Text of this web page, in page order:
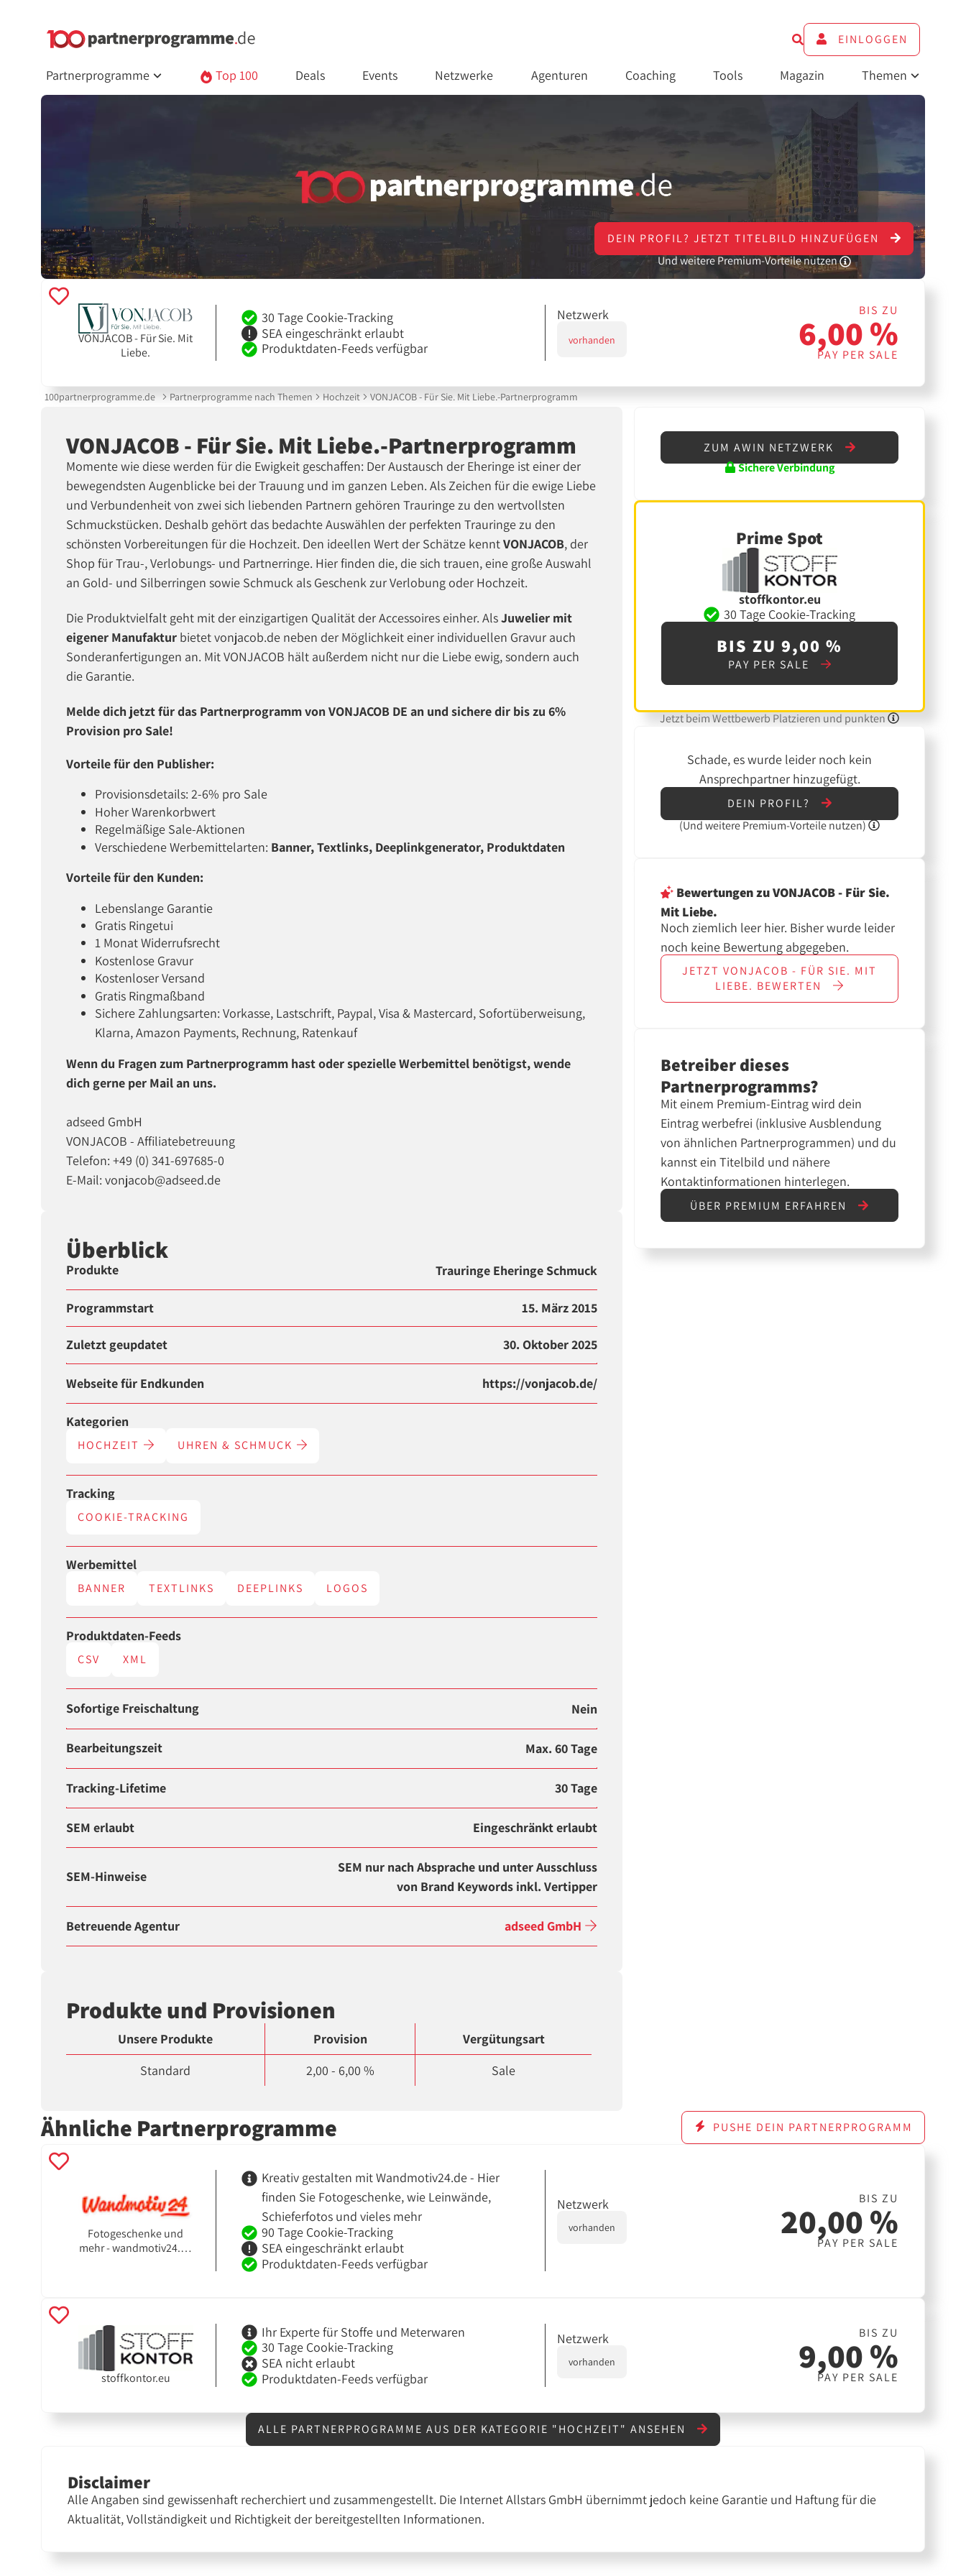
EINLOGGEN
Partnerprogramme Top 100 Deals Events Netzwerke Agenturen Coaching Tools Magazin Themen
DEIN PROFIL? JETZT TITELBILD HINZUFÜGEN
Und weitere Premium-Vorteile nutzen
VONJACOB - Für Sie. Mit
Liebe.
30 Tage Cookie-Tracking
SEA eingeschränkt erlaubt
Produktdaten-Feeds verfügbar
Netzwerk
vorhanden
BIS ZU
6,00 %
PAY PER SALE
100partnerprogramme.de Partnerprogramme nach Themen Hochzeit VONJACOB - Für Sie. Mit Liebe.-Partnerprogramm
VONJACOB - Für Sie. Mit Liebe.-Partnerprogramm
Momente wie diese werden für die Ewigkeit geschaffen: Der Austausch der Eheringe ist einer der
bewegendsten Augenblicke bei der Trauung und im ganzen Leben. Als Zeichen für die ewige Liebe
und Verbundenheit von zwei sich liebenden Partnern gehören Trauringe zu den wertvollsten
Schmuckstücken. Deshalb gehört das bedachte Auswählen der perfekten Trauringe zu den
schönsten Vorbereitungen für die Hochzeit. Den ideellen Wert der Schätze kenntVONJACOB, der
Shop für Trau-, Verlobungs- und Partnerringe. Hier finden die, die sich trauen, eine große Auswahl
an Gold- und Silberringen sowie Schmuck als Geschenk zur Verlobung oder Hochzeit.
Die Produktvielfalt geht mit der einzigartigen Qualität der Accessoires einher. AlsJuwelier mit
eigener Manufaktur bietet vonjacob.de neben der Möglichkeit einer individuellen Gravur auch
Sonderanfertigungen an. Mit VONJACOB hält außerdem nicht nur die Liebe ewig, sondern auch
die Garantie.
Melde dich jetzt für das Partnerprogramm von VONJACOB DE an und sichere dir bis zu 6%
Provision pro Sale!
Vorteile für den Publisher:
Provisionsdetails: 2-6% pro Sale
Hoher Warenkorbwert
Regelmäßige Sale-Aktionen
Verschiedene Werbemittelarten: Banner, Textlinks, Deeplinkgenerator, Produktdaten
Vorteile für den Kunden:
Lebenslange Garantie
Gratis Ringetui
1 Monat Widerrufsrecht
Kostenlose Gravur
Kostenloser Versand
Gratis Ringmaßband
Sichere Zahlungsarten: Vorkasse, Lastschrift, Paypal, Visa & Mastercard, Sofortüberweisung,
Klarna, Amazon Payments, Rechnung, Ratenkauf
Wenn du Fragen zum Partnerprogramm hast oder spezielle Werbemittel benötigst, wende
dich gerne per Mail an uns.
adseed GmbH
VONJACOB - Affiliatebetreuung
Telefon: +49 (0) 341-697685-0
E-Mail: vonjacob@adseed.de
Überblick
Produkte Trauringe Eheringe Schmuck
Programmstart 15. März 2015
Zuletzt geupdatet 30. Oktober 2025
Webseite für Endkunden https://vonjacob.de/
Kategorien
HOCHZEIT UHREN & SCHMUCK
Tracking
COOKIE-TRACKING
Werbemittel
BANNER TEXTLINKS DEEPLINKS LOGOS
Produktdaten-Feeds
CSV XML
Sofortige Freischaltung Nein
Bearbeitungszeit Max. 60 Tage
Tracking-Lifetime 30 Tage
SEM erlaubt Eingeschränkt erlaubt
SEM-Hinweise
SEM nur nach Absprache und unter Ausschluss
von Brand Keywords inkl. Vertipper
Betreuende Agentur adseed GmbH
Produkte und Provisionen
Unsere Produkte Provision
Vergütungsart
Standard
2,00 - 6,00 % Sale
ZUM AWIN NETZWERK
Sichere Verbindung
Prime Spot
stoffkontor.eu
30 Tage Cookie-Tracking
BIS ZU 9,00 %
PAY PER SALE
Jetzt beim Wettbewerb Platzieren und punkten
Schade, es wurde leider noch kein
Ansprechpartner hinzugefügt.
DEIN PROFIL?
(UndweiterePremium-Vorteile nutzen)
Bewertungenzu VONJACOB - Für Sie.
Mit Liebe.
Noch ziemlich leer hier. Bisher wurde leider
noch keine Bewertung abgegeben.
JETZT VONJACOB - FÜR SIE. MIT
LIEBE. BEWERTEN
Betreiber dieses
Partnerprogramms?
Mit einem Premium-Eintrag wird dein
Eintrag werbefrei (inklusive Ausblendung
von ähnlichen Partnerprogrammen) und du
kannst ein Titelbild und nähere
Kontaktinformationen hinterlegen.
ÜBER PREMIUM ERFAHREN
Ähnliche Partnerprogramme PUSHE DEIN PARTNERPROGRAMM
Fotogeschenke und
mehr - wandmotiv24.de
Kreativ gestalten mit Wandmotiv24.de - Hier
finden Sie Fotogeschenke, wie Leinwände,
Schieferfotos und vieles mehr
90 Tage Cookie-Tracking
SEA eingeschränkt erlaubt
Produktdaten-Feeds verfügbar
Netzwerk
vorhanden
BIS ZU
20,00 %
PAY PER SALE
stoffkontor.eu
Ihr Experte für Stoffe und Meterwaren
30 Tage Cookie-Tracking
SEA nicht erlaubt
Produktdaten-Feeds verfügbar
Netzwerk
vorhanden
BIS ZU
9,00 %
PAY PER SALE
ALLE PARTNERPROGRAMME AUS DER KATEGORIE "HOCHZEIT" ANSEHEN
Disclaimer
Alle Angaben sind gewissenhaft recherchiert und zusammengestellt. Die Internet Allstars GmbH übernimmt jedoch keine Garantie und Haftung für die
Aktualität, Vollständigkeit und Richtigkeit der bereitgestellten Informationen.